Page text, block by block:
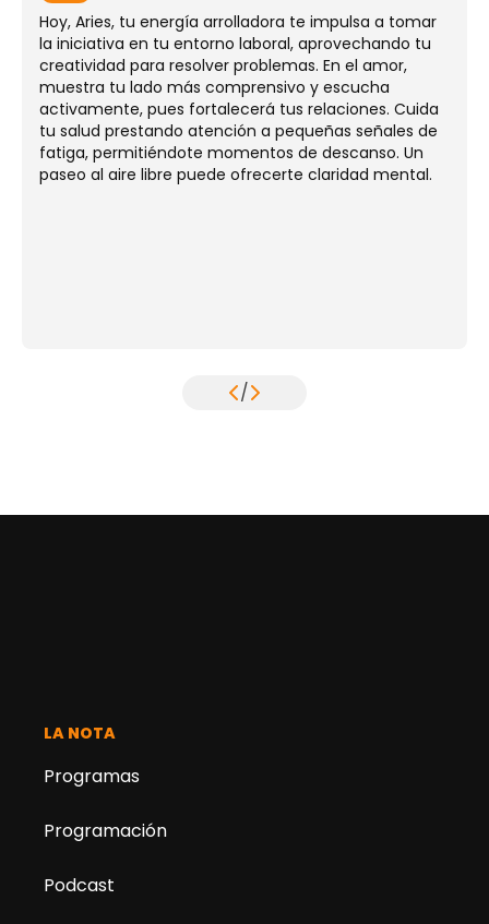
Hoy, Aries, tu energía arrolladora te impulsa a tomar
la iniciativa en tu entorno laboral, aprovechando tu
creatividad para resolver problemas. En el amor,
muestra tu lado más comprensivo y escucha
activamente, pues fortalecerá tus relaciones. Cuida
tu salud prestando atención a pequeñas señales de
fatiga, permitiéndote momentos de descanso. Un
paseo al aire libre puede ofrecerte claridad mental.
/
LA NOTA
Programas
Programación
Podcast